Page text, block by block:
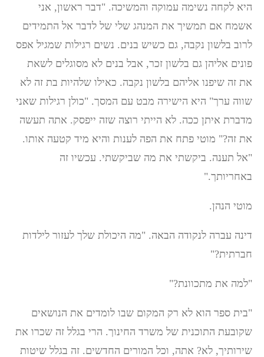
היא לקחה נשימה עמוקה והמשיכה. "דבר ראשון, אני
אשמח אם תמשיך את המנהג שלי של לדבר אל התמידים
לרוב בלשון נקבה, גם כשיש בנים. נשים רגילות שמגיל אפס
פונים אליהן גם בלשון זכר, אבל בנים לא מסוגלים לשאת
את זה שיפנו אליהם בלשון נקבה. כאילו שלהיות בת זה לא
שווה ערך" היא הישירה מבט עם המסך. "כולן רגילות שאני
מדברת איתן ככה. לא הייתי רוצה שזה ייפסק. אתה תעשה
את זה?" מוטי פתח את הפה לענות והיא מיד קטעה אותו.
"אל תענה. ביקשתי את מה שביקשתי. עכשיו זה
באחריותך."
מוטי הנהן.
דינה עברה לנקודה הבאה. "מה היכולת שלך לעזור לילדות
חברתית?"
"למה את מתכוונת?"
"בית ספר הוא לא רק המקום שבו לומדים את הנושאים
שקובעת התוכנית של משרד החינוך. הרי בגלל זה שכרו את
שירותיך, לא? אתה, וכל המורים החדשים. זה בגלל שיטות